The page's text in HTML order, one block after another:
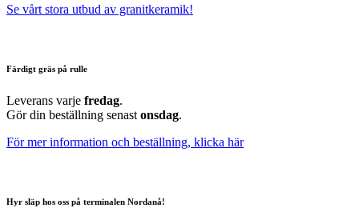
Se vårt stora utbud av granitkeramik!
Färdigt gräs på rulle
Leverans varje fredag.
Gör din beställning senast onsdag.
För mer information och beställning, klicka här
Hyr släp hos oss på terminalen Nordanå!